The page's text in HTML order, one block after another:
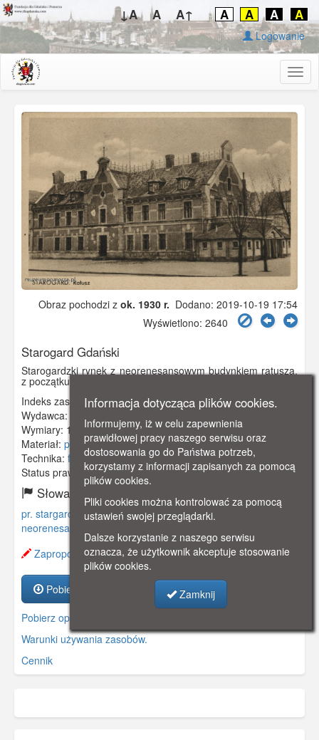
↓A A A↑ A A A A
Logowanie
Obraz pochodzi z ok. 1930 r. Dodano: 2019-10-19 17:54
Wyświetlono: 2640
Starogard Gdański
Starogardzki rynek z neorenesansowym budynkiem ratusza,
z początku XIX wieku.
Indeks zasobu:GSP00199
Wydawca:
w. Janikowski
Wymiary: 139 x 90 mm
Materiał: pocztówka
Technika: fotografia czarno-biała
Status prawny:Użycie Niekomercyjne
Słowa kluczowe:
pr. stargard preußisch stargard,kociewie,
neorenesans
Zaproponuj zmianę opisu.
Pobierz zasób
Pobierz opis
Warunki używania zasobów.
Cennik
Informacja dotycząca plików cookies.
Informujemy, iż w celu zapewnienia
prawidłowej pracy naszego serwisu oraz
dostosowania go do Państwa potrzeb,
korzystamy z informacji zapisanych za pomocą
plików cookies.
Pliki cookies można kontrolować za pomocą
ustawień swojej przeglądarki.
Dalsze korzystanie z naszego serwisu
oznacza, że użytkownik akceptuje stosowanie
plików cookies.
Zamknij